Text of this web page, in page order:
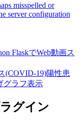
misspelled or
server configuration
FlaskでWeb動画ス
(COVID-19)陽性患
グラフ表示
グイン